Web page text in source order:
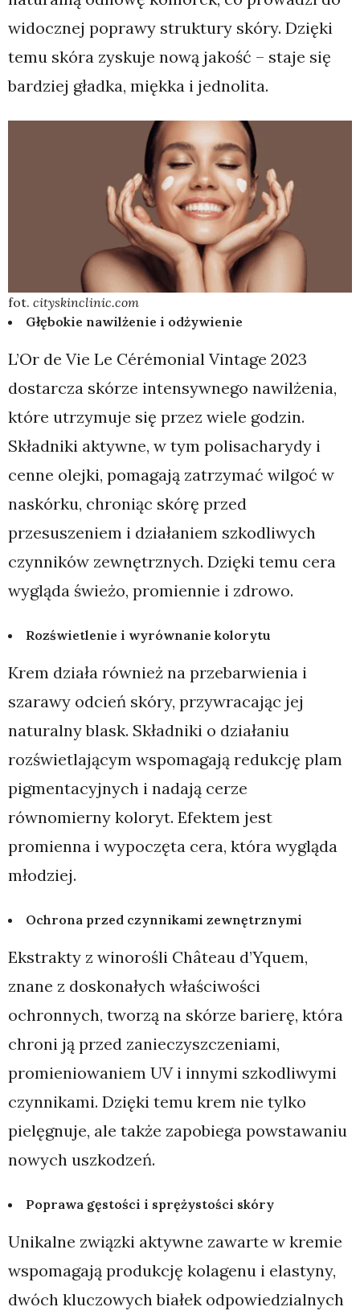
widocznej poprawy struktury skóry. Dzięki
temu skóra zyskuje nową jakość – staje się
bardziej gładka, miękka i jednolita.
fot. cityskinclinic.com
Głębokie nawilżenie i odżywienie
L’Or de Vie Le Cérémonial Vintage 2023
dostarcza skórze intensywnego nawilżenia,
które utrzymuje się przez wiele godzin.
Składniki aktywne, w tym polisacharydy i
cenne olejki, pomagają zatrzymać wilgoć w
naskórku, chroniąc skórę przed
przesuszeniem i działaniem szkodliwych
czynników zewnętrznych. Dzięki temu cera
wygląda świeżo, promiennie i zdrowo.
Rozświetlenie i wyrównanie kolorytu
Krem działa również na przebarwienia i
szarawy odcień skóry, przywracając jej
naturalny blask. Składniki o działaniu
rozświetlającym wspomagają redukcję plam
pigmentacyjnych i nadają cerze
równomierny koloryt. Efektem jest
promienna i wypoczęta cera, która wygląda
młodziej.
Ochrona przed czynnikami zewnętrznymi
Ekstrakty z winorośli Château d’Yquem,
znane z doskonałych właściwości
ochronnych, tworzą na skórze barierę, która
chroni ją przed zanieczyszczeniami,
promieniowaniem UV i innymi szkodliwymi
czynnikami. Dzięki temu krem nie tylko
pielęgnuje, ale także zapobiega powstawaniu
nowych uszkodzeń.
Poprawa gęstości i sprężystości skóry
Unikalne związki aktywne zawarte w kremie
wspomagają produkcję kolagenu i elastyny,
dwóch kluczowych białek odpowiedzialnych